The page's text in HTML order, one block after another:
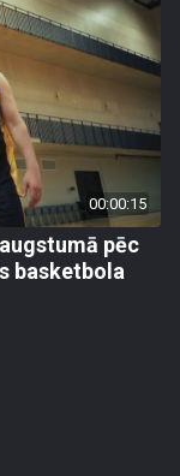
00:00:15
pēc
basketbola